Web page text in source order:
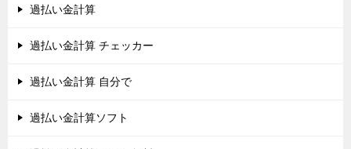
過払い金計算
過払い金計算 チェッカー
過払い金計算 自分で
過払い金計算ソフト